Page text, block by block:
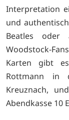
Interpretation
und
Beatles
Woodstock-
Karten gibt
Rottmann in
Kreuznach,
Abendkasse 10